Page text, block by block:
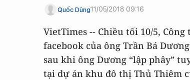
Quốc Dũng11/05/2018 09:16
VietTimes -- Chiều tối 10/5,
facebook của ông Trần Bá
sau khi ông Dương “lập phây”
tại dự án khu đô thị Thủ Thiêm